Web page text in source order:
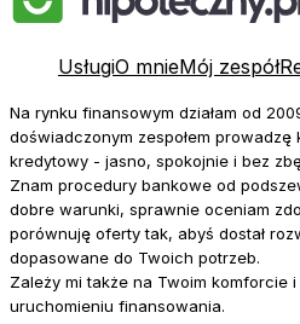
UsługiO mnieMój zespół
Na rynku finansowym działam od
doświadczonym zespołem prowadzę
kredytowy - jasno, spokojnie i bez
Znam procedury bankowe od
dobre warunki, sprawnie oceniam
porównuję oferty tak, abyś dostał
dopasowane do Twoich potrzeb.
Zależy mi także na Twoim komforcie
uruchomieniu finansowania.